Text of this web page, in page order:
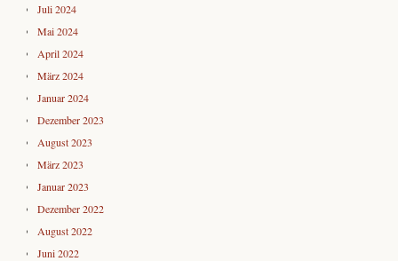
Juli 2024
Mai 2024
April 2024
März 2024
Januar 2024
Dezember 2023
August 2023
März 2023
Januar 2023
Dezember 2022
August 2022
Juni 2022